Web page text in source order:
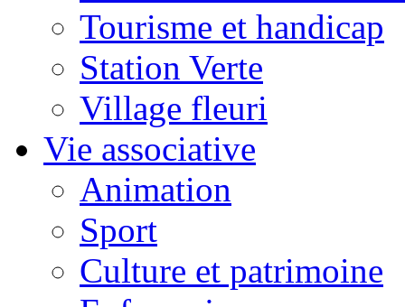
Tourisme et handicap
Station Verte
Village fleuri
Vie associative
Animation
Sport
Culture et patrimoine